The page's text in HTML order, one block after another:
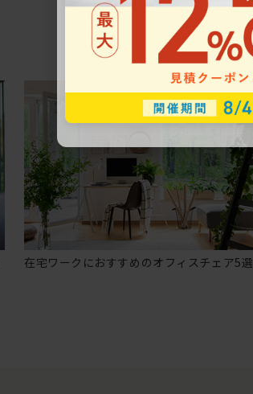
在宅ワークにおすすめのオフィスチェア5選